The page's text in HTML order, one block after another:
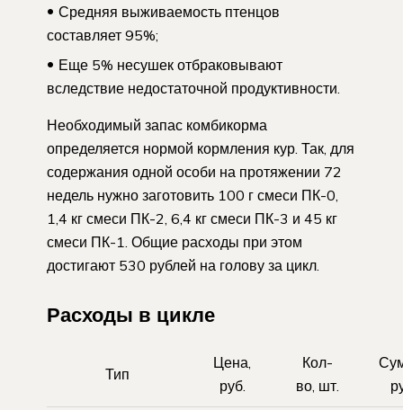
Средняя выживаемость птенцов
составляет 95%;
Еще 5% несушек отбраковывают
вследствие недостаточной продуктивности.
Необходимый запас комбикорма
определяется нормой кормления кур. Так, для
содержания одной особи на протяжении 72
недель нужно заготовить 100 г смеси ПК-0,
1,4 кг смеси ПК-2, 6,4 кг смеси ПК-3 и 45 кг
смеси ПК-1. Общие расходы при этом
достигают 530 рублей на голову за цикл.
Расходы в цикле
Тип
Цена,
руб.
Кол-
во, шт.